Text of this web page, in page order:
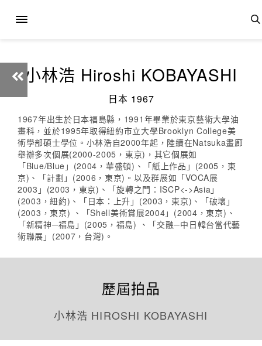
小林浩 Hiroshi KOBAYASHI
日本 1967
1967年出生於日本福島縣，1991年畢業於東京藝術大學油
畫科，並於1995年取得紐約市立大學Brooklyn College美
術學部碩士學位。小林浩自2000年起，陸續在Natsuka畫廊
舉辦多次個展(2000-2005，東京)，其它個展如
「Blue/Blue」(2004，華盛頓)、「紙上作品」(2005，東
京)、「計劃」(2006，東京)。以及群展如「VOCA展
2003」(2003，東京)、「旋轉之門：ISCP<->Asia」
(2003，紐約)、「日本：上升」(2003，東京)、「破壞」
(2003，東京) 、「Shell美術賞展2004」(2004，東京)、
「新精神─福島」(2005，福島) 、「交融─中日韓台當代藝
術聯展」(2007，台灣)。
歷屆拍品
小林浩 HIROSHI KOBAYASHI